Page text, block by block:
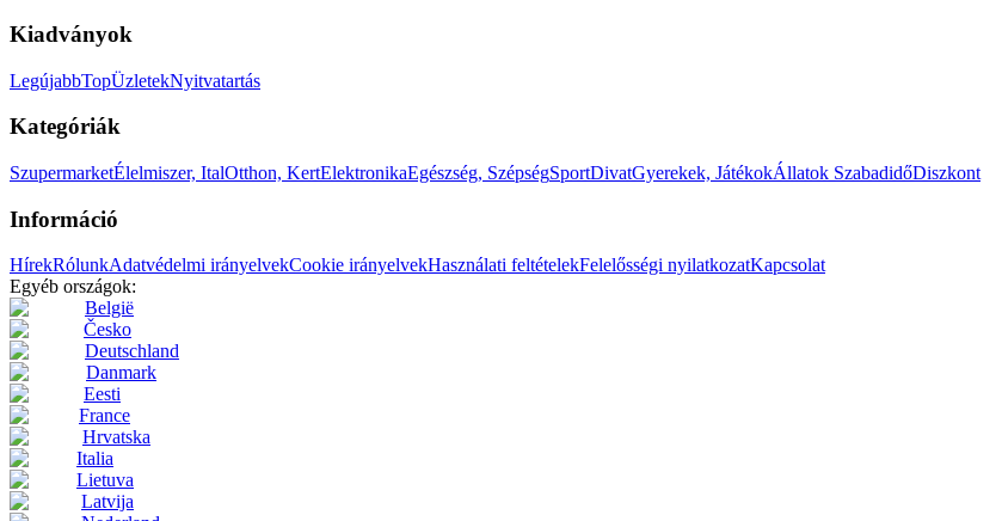
Kiadványok
LegújabbTopÜzletekNyitvatartás
Kategóriák
SzupermarketÉlelmiszer, ItalOtthon, KertElektronikaEgészség, SzépségSportDivatGyerekek, JátékokÁllatok SzabadidőDiszkont
Információ
HírekRólunkAdatvédelmi irányelvekCookie irányelvekHasználati feltételekFelelősségi nyilatkozatKapcsolat
Egyéb országok:
België
Česko
Deutschland
Danmark
Eesti
France
Hrvatska
Italia
Lietuva
Latvija